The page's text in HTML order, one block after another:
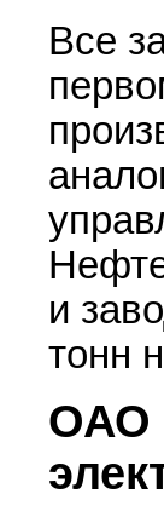
Все
и
тонн
ОАО